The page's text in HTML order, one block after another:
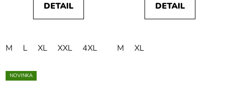
DETAIL
M L XL XXL 4XL
DETAIL
M XL
NOVINKA